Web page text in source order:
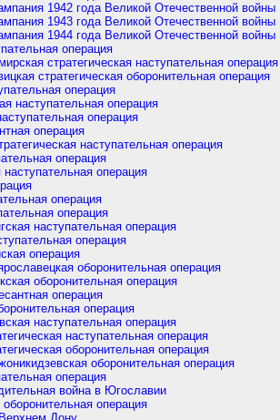
1942 года Великой Отечественной войны
1943 года Великой Отечественной войны
1944 года Великой Отечественной войны
операция
стратегическая наступательная операция
стратегическая оборонительная операция
операция
наступательная операция
операция
операция
наступательная операция
операция
операция
операция
операция
наступательная операция
операция
операция
оборонительная операция
оборонительная операция
операция
операция
наступательная операция
наступательная операция
оборонительная операция
оборонительная операция
операция
война в Югославии
операция